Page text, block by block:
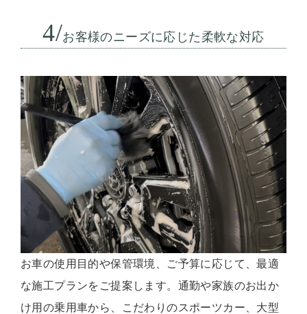
4/お客様のニーズに応じた柔軟な対応
お車の使用目的や保管環境、ご予算に応じて、最適
な施工プランをご提案します。通勤や家族のお出か
け用の乗用車から、こだわりのスポーツカー、大型